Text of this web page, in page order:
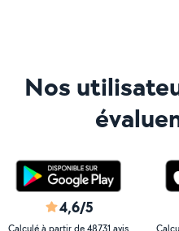
Nos
4,6/5
Calculé à partir de 48731 avis